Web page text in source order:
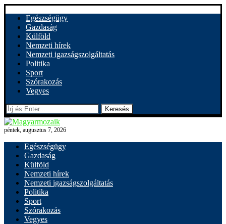
Egészségügy
Gazdaság
Külföld
Nemzeti hírek
Nemzeti igazságszolgáltatás
Politika
Sport
Szórakozás
Vegyes
Keresés
péntek, augusztus 7, 2026
Egészségügy
Gazdaság
Külföld
Nemzeti hírek
Nemzeti igazságszolgáltatás
Politika
Sport
Szórakozás
Vegyes